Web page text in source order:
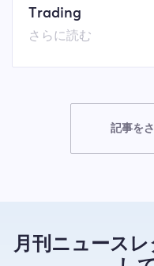
Trading
さらに読む
記事を
月刊ニュース